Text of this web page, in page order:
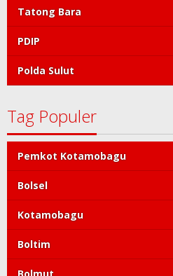
Tatong Bara
PDIP
Polda Sulut
Tag Populer
Pemkot Kotamobagu
Bolsel
Kotamobagu
Boltim